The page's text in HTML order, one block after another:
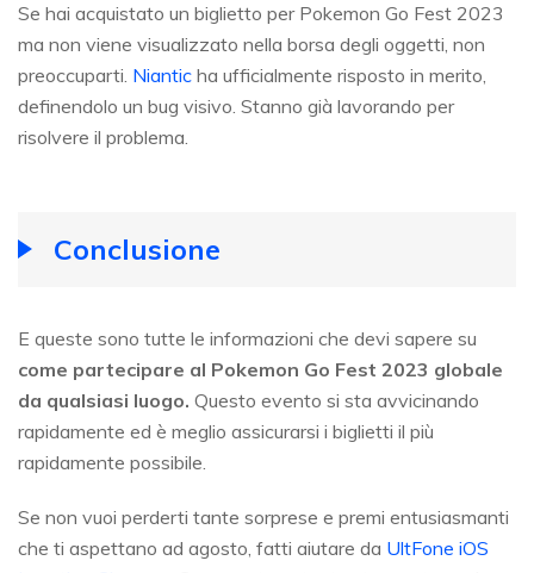
Se hai acquistato un biglietto per Pokemon Go Fest 2023
ma non viene visualizzato nella borsa degli oggetti, non
preoccuparti. Niantic ha ufficialmente risposto in merito,
definendolo un bug visivo. Stanno già lavorando per
risolvere il problema.
Conclusione
E queste sono tutte le informazioni che devi sapere su
come partecipare al Pokemon Go Fest 2023 globale
da qualsiasi luogo. Questo evento si sta avvicinando
rapidamente ed è meglio assicurarsi i biglietti il più
rapidamente possibile.
Se non vuoi perderti tante sorprese e premi entusiasmanti
che ti aspettano ad agosto, fatti aiutare da UltFone iOS